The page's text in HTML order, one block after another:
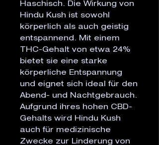
Haschisch. Die Wirkung von
Hindu Kush ist sowohl
körperlich als auch geistig
entspannend. Mit einem
THC-Gehalt von etwa 24%
bietet sie eine starke
körperliche Entspannung
und eignet sich ideal für den
Abend- und Nachtgebrauch.
Aufgrund ihres hohen CBD-
Gehalts wird Hindu Kush
auch für medizinische
Zwecke zur Linderung von